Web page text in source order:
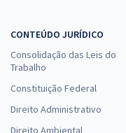
CONTEÚDO JURÍDICO
Consolidação das Leis do
Trabalho
Constituição Federal
Direito Administrativo
Direito Ambiental